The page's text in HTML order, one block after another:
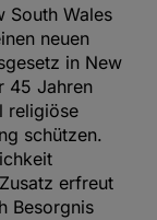
South Wales
neuen
in New
45 Jahren
religiöse
schützen.
erfreut
Besorgnis